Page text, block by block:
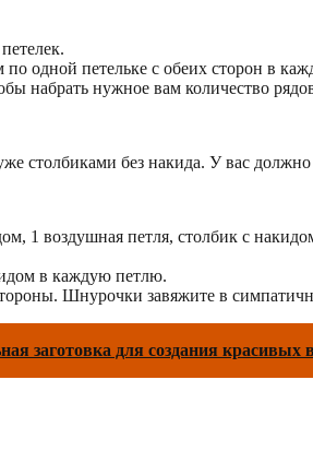
одной петельке с обеих сторон в
набрать нужное вам количество
столбиками без накида. У вас должно
1 воздушная петля, столбик с
в каждую петлю.
Шнурочки завяжите в
заготовка для создания красивых